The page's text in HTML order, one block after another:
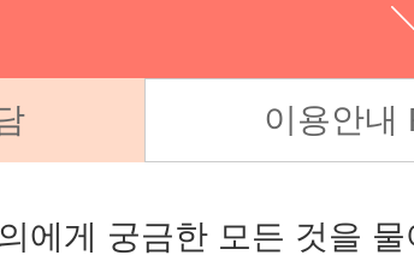
이용안내
에게 궁금한 모든 것을